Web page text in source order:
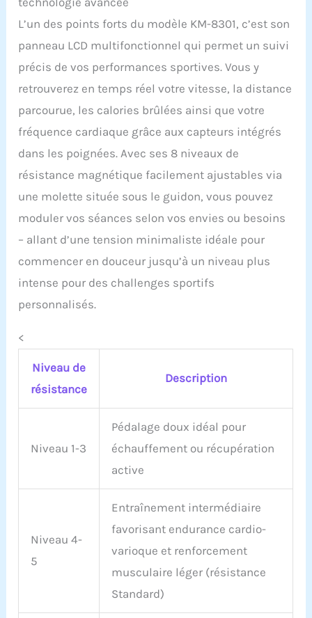
répondre à vos différents
besoins de conduite.
Pendant ce temps, le
cadre en acier robuste et
la structure en forme de
X offrent une stabilité
exceptionnelle, assurant
d'entraînement sécurisée
et confortable 【Design
déplacer】Le vélo
d'exercice pliant est idéal
de vie, car il occupe un
minimum d'espace
plié. Équipé de roues de
transport, il est facile à
confortable avec notre
différentes tailles pour
un positionnement
optimal. Les pédales
augmentent la sécurité,
l'efficacité et la stabilité
pendant les séances
d'entraînement
vigoureuses, assurant
une expérience d'exercice
sécurisée et agréable.
L’un des points forts du modèle KM-8301, c’est son
panneau LCD multifonctionnel qui permet un suivi
précis de vos performances sportives. Vous y
retrouverez en temps réel votre vitesse, la distance
parcourue, les calories brûlées ainsi que votre
fréquence cardiaque grâce aux capteurs intégrés
dans les poignées. Avec ses 8 niveaux de
résistance magnétique facilement ajustables via
une molette située sous le guidon, vous pouvez
moduler vos séances selon vos envies ou besoins
– allant d’une tension minimaliste idéale pour
commencer en douceur jusqu’à un niveau plus
intense pour des challenges sportifs
personnalisés.
<
Niveau de
résistance
Description
Niveau 1-3
Pédalage doux idéal pour
échauffement ou récupération
active
Niveau 4-
5
Entraînement intermédiaire
favorisant endurance cardio-
varioque et renforcement
musculaire léger (résistance
Standard)